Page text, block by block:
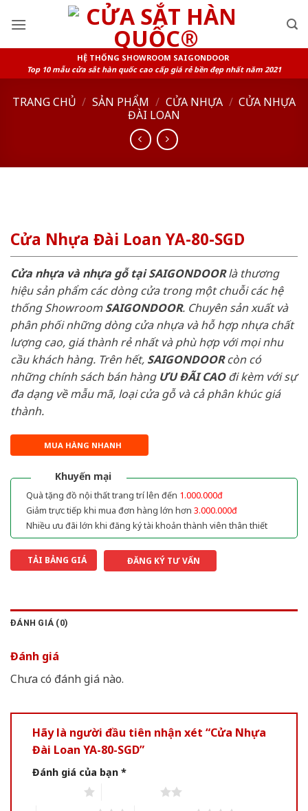
HỆ THỐNG SHOWROOM SAIGONDOOR
Top 10 mẫu cửa sắt hàn quốc cao cấp giá rẻ bền đẹp nhất năm 2021
TRANG CHỦ / SẢN PHẨM / CỬA NHỰA / CỬA NHỰA
ĐÀI LOAN
Cửa Nhựa Đài Loan YA-80-SGD
Cửa nhựa và nhựa gỗ tại SAIGONDOORlà thương
hiệu sản phẩm các dòng cửa trong một chuỗi các hệ
thống ShowroomSAIGONDOOR. Chuyên sản xuất và
phân phối những dòng cửa nhựa và hỗ hợp nhựa chất
lượng cao, giá thành rẻ nhất và phù hợp với mọi nhu
cầu khách hàng. Trên hết, SAIGONDOORcòn có
những chính sách bán hàng ƯU ĐÃI CAOđi kèm với sự
đa dạng về mẫu mã, loại cửa gỗ và cả phân khúc giá
thành.
MUA HÀNG NHANH
Khuyến mại
Quà tặng đồ nội thất trang trí lên đến 1.000.000đ
Giảm trực tiếp khi mua đơn hàng lớn hơn 3.000.000đ
Nhiều ưu đãi lớn khi đăng ký tài khoản thành viên thân thiết
TẢI BẢNG GIÁ ĐĂNG KÝ TƯ VẤN
ĐÁNH GIÁ (0)
Đánh giá
Chưa có đánh giá nào.
Hãy là người đầu tiên nhận xét “Cửa Nhựa
Đài Loan YA-80-SGD”
Đánh giá của bạn *